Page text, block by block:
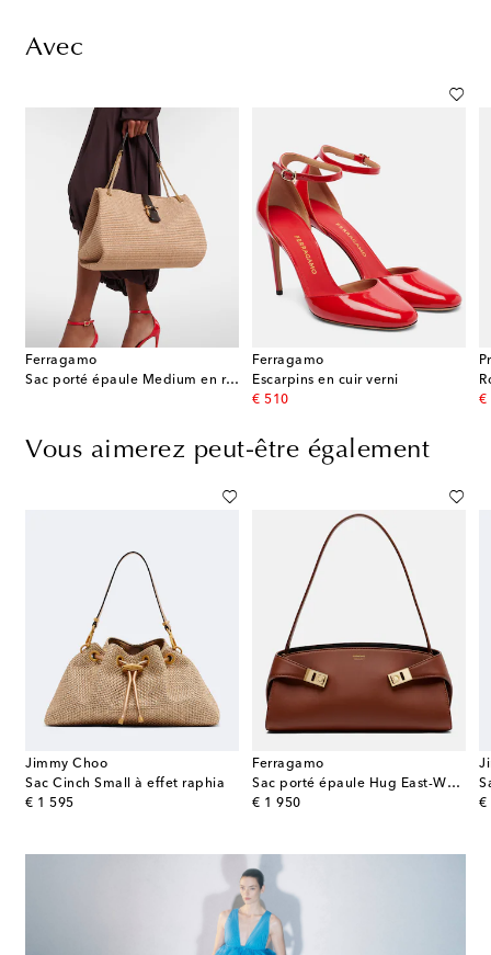
Avec
Ferragamo
Sac porté épaule Medium en raphia
Ferragamo
Escarpins en cuir verni
€ 510
original price €
Vous aimerez peut-être également
Jimmy Choo
Sac Cinch Small à effet raphia
€ 1 595
original price
Ferragamo
Sac porté épaule Hug East-West Small en cuir
€ 1 950
original price €